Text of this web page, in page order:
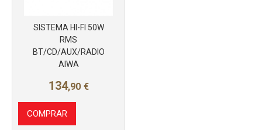
SISTEMA HI-FI 50W
RMS
BT/CD/AUX/RADIO
AIWA
134,90 €
COMPRAR